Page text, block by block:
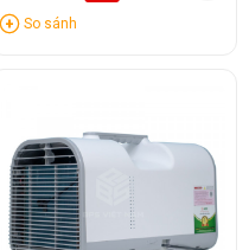
So sánh